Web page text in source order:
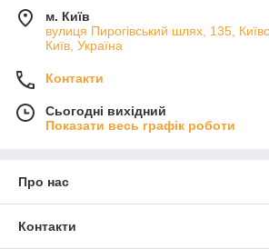
м. Київ
вулиця Пирогівський шлях, 135,
Київ, Україна
Контакти
Сьогодні вихідний
Показати весь графік роботи
Про нас
Контакти